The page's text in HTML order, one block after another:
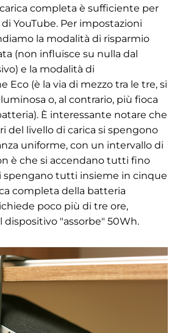
completa è sufficiente per
YouTube. Per impostazioni
la modalità di risparmio
(non influisce su nulla dal
e la modalità di
Eco (è la via di mezzo tra le tre, si
o, al contrario, più fioca
È interessante notare che
del livello di carica si spengono
uniforme, con un intervallo di
è che si accendano tutti fino
spengano tutti insieme in cinque
completa della batteria
poco più di tre ore,
dispositivo "assorbe" 50Wh.